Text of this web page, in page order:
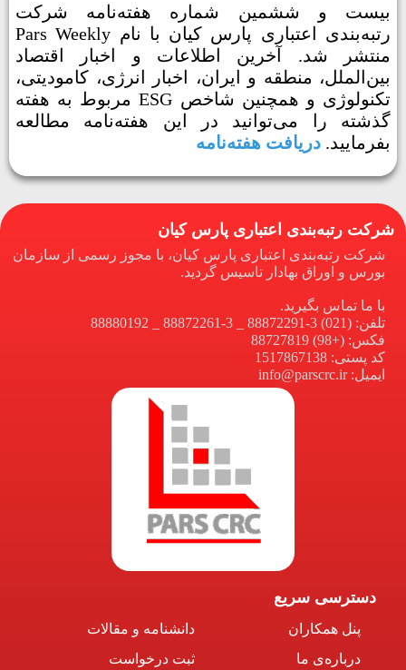
بیست و ششمین شماره هفته‌نامه شرکت
رتبه‌بندی اعتباری پارس کیان با نام Pars Weekly
منتشر شد. آخرین اطلاعات و اخبار اقتصاد
بین‌الملل، منطقه و ایران، اخبار انرژی، کامودیتی،
تکنولوژی و همچنین شاخص ESG مربوط به هفته
گذشته را می‌توانید در این هفته‌نامه مطالعه
بفرمایید. دریافت هفته‌نامه
شرکت رتبه‌بندی اعتباری پارس کیان
شرکت رتبه‌بندی اعتباری پارس کیان، با مجوز رسمی از سازمان
بورس و اوراق بهادار تاسیس گردید.
با ما تماس بگیرید.
تلفن: (021) 3-88872291 _ 3-88872261 _ 88880192
فکس: (+98) 88727819
کد پستی: 1517867138
ایمیل: info@parscrc.ir
دسترسی سریع
پنل همکاران
درباره‌ی ما
دانشنامه و مقالات
ثبت درخواست